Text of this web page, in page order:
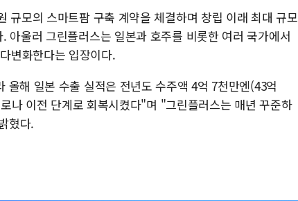
규모의 스마트팜 구축 계약을 체결하며 창립 이래 최대 규모
아울러 그린플러스는 일본과 호주를 비롯한 여러 국가에서
변화한다는 입장이다.
해 일본 수출 실적은 전년도 수주액 4억 7천만엔(43억
나 이전 단계로 회복시켰다"며 "그린플러스는 매년 꾸준하
혔다.